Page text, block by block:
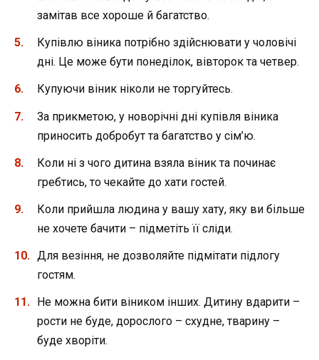
замітав все хороше й багатство.
Купівлю віника потрібно здійснювати у чоловічі
дні. Це може бути понеділок, вівторок та четвер.
Купуючи віник ніколи не торгуйтесь.
За прикметою, у новорічні дні купівля віника
приносить добробут та багатство у сім’ю.
Коли ні з чого дитина взяла віник та починає
гребтись, то чекайте до хати гостей.
Коли прийшла людина у вашу хату, яку ви більше
не хочете бачити – підметіть її сліди.
Для везіння, не дозволяйте підмітати підлогу
гостям.
Не можна бити віником інших. Дитину вдарити –
рости не буде, дорослого – схудне, тварину –
буде хворіти.